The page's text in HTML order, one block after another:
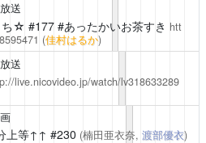
送
ち☆ #177 #あったかいお茶すき htt
(佳村はるか)
送
live.nicovideo.jp/watch/lv318633289
上等↑↑ #230 (楠田亜衣奈, 渡部優衣)